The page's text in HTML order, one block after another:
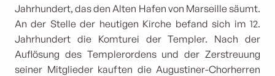
Jahrhundert, das den Alten Hafen von Marseille säumt.
An der Stelle der heutigen Kirche befand sich im 12.
Jahrhundert die Komturei der Templer. Nach der
Auflösung des Templerordens und der Zerstreuung
seiner Mitglieder kauften die Augustiner-Chorherren